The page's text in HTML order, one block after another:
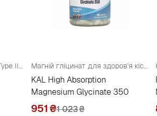
Колаген комплекс II типу (Type II Collagen) для кісток, суглобів та зв'язок Магній гліцинат для здоров'я кісток та м'язів
KAL High Absorption
Magnesium Glycinate 350
951₴1 023₴